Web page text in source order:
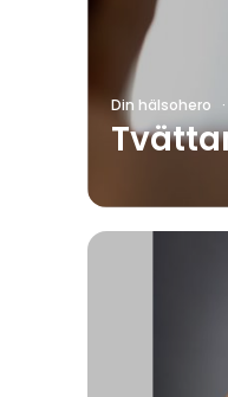
Din hälsohero ·